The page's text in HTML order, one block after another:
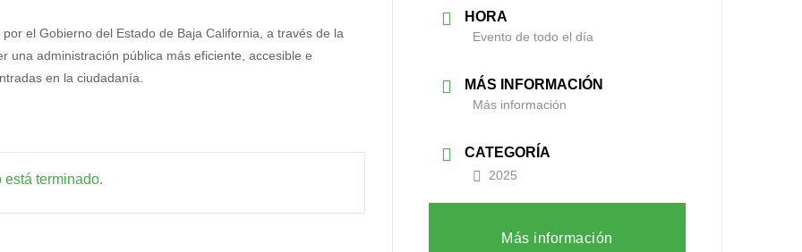
el Gobierno del Estado de Baja California, a través de la
una administración pública más eficiente, accesible e
en la ciudadanía.
está terminado.
HORA
Evento de todo el día
MÁS INFORMACIÓN
Más información
CATEGORÍA
2025
Más información